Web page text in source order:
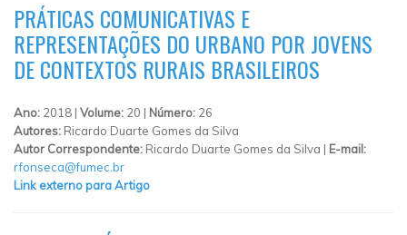
PRÁTICAS COMUNICATIVAS E
REPRESENTAÇÕES DO URBANO POR JOVENS
DE CONTEXTOS RURAIS BRASILEIROS
Ano: 2018 | Volume: 20 | Número: 26
Autores: Ricardo Duarte Gomes da Silva
Autor Correspondente: Ricardo Duarte Gomes da Silva | E-mail:
rfonseca@fumec.br
Link externo para Artigo